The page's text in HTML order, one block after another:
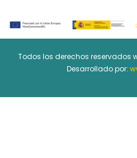
Todos los derechos reservados
Desarrollado por: